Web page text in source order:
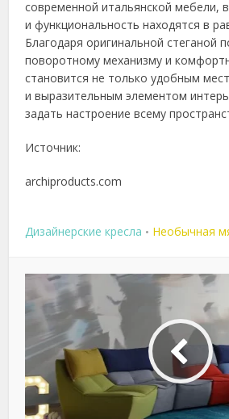
современной итальянской мебели,
и функциональность находятся в
Благодаря оригинальной стеганой
поворотному механизму и
становится не только удобным
и выразительным элементом
задать настроение всему
Источник:
archiproducts.com
Дизайнерские кресла • Необычная